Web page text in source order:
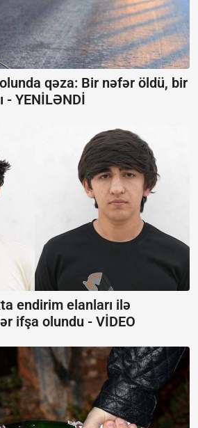
qəza: Bir nəfər öldü, bir
- YENİLƏNDİ
endirim elanları ilə
ifşa olundu - VİDEO